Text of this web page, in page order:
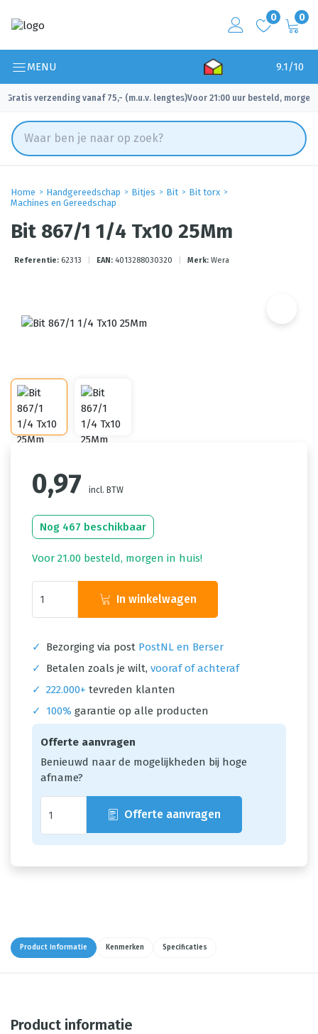
0 0
MENU 9.1/10
Gratis verzending vanaf 75,- (m.u.v. lengtes)
✓ Voor 21:00 uur besteld, morgen
Home Handgereedschap Bitjes Bit
Bit torx
Machines en Gereedschap
Bit 867/1 1/4 Tx10 25Mm
Referentie: 62313 EAN: 4013288030320 Merk: Wera
0,97 incl. BTW
Nog 467 beschikbaar
Voor 21.00 besteld, morgen in huis!
In winkelwagen
✓ Bezorging via post PostNL en Berser
✓
Betalen zoals je wilt, vooraf of achteraf
✓ 222.000+ tevreden klanten
✓
100% garantie op alle producten
Offerte aanvragen
Benieuwd naar de mogelijkheden bij hoge
afname?
Offerte aanvragen
Product informatie Kenmerken Specificaties
Product informatie